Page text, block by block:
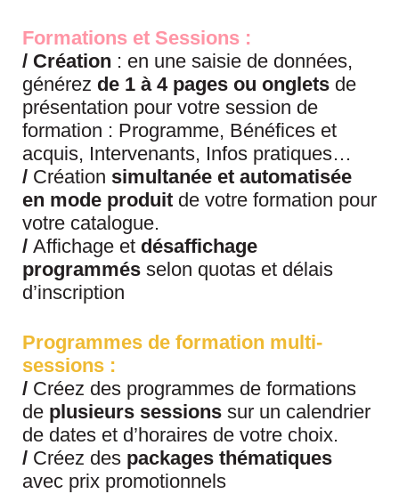
Formations et Sessions :
/ Création : en une saisie de données,
générez de 1 à 4 pages ou onglets de
présentation pour votre session de
formation : Programme, Bénéfices et
acquis, Intervenants, Infos pratiques…
/ Création simultanée et automatisée
en mode produit de votre formation pour
votre catalogue.
/ Affichage et désaffichage
programmés selon quotas et délais
d’inscription
Programmes de formation multi-
sessions :
/ Créez des programmes de formations
de plusieurs sessions sur un calendrier
de dates et d’horaires de votre choix.
/ Créez des packages thématiques
avec prix promotionnels